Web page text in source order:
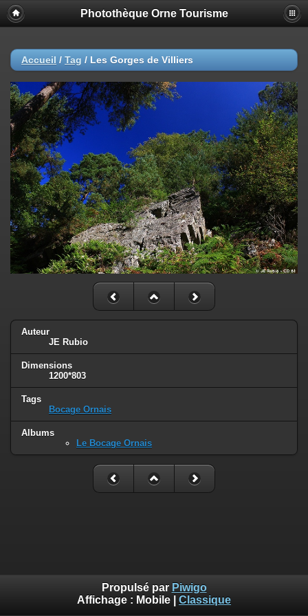
Photothèque Orne Tourisme
Accueil / Tag / Les Gorges de Villiers
Auteur
JE Rubio
Dimensions
1200*803
Tags
Bocage Ornais
Albums
Le Bocage Ornais
Propulsé par Piwigo
Affichage : Mobile Classique